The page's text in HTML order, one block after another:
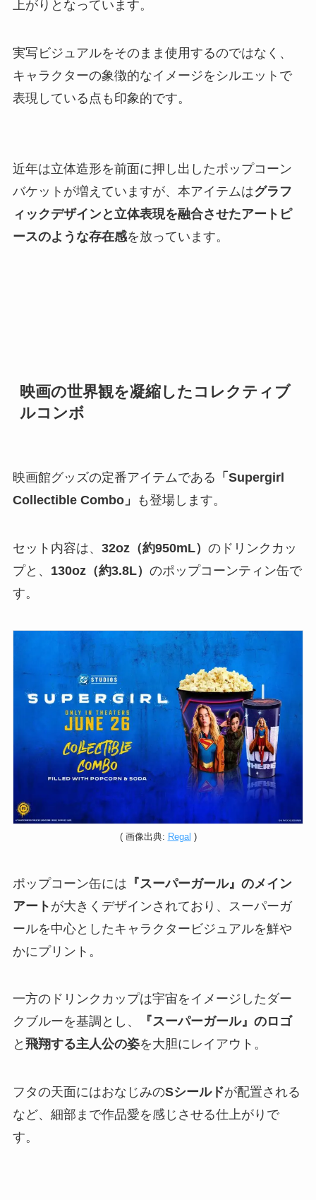
上がりとなっています。
実写ビジュアルをそのまま使用するのではなく、
キャラクターの象徴的なイメージをシルエットで
表現している点も印象的です。
近年は立体造形を前面に押し出したポップコーン
バケットが増えていますが、本アイテムはグラフ
ィックデザインと立体表現を融合させたアートピ
ースのような存在感を放っています。
映画の世界観を凝縮したコレクティブ
ルコンボ
映画館グッズの定番アイテムである 「Supergirl
Collectible Combo」
も登場します。
セット内容は、 32oz（約950mL） のドリンクカッ
プと、 130oz（約3.8L） のポップコーンティン缶で
す。
( 画像出典: Regal )
ポップコーン缶には 『スーパーガール』のメイン
アート が大きくデザインされており、スーパーガ
ールを中心としたキャラクタービジュアルを鮮や
かにプリント。
一方のドリンクカップは宇宙をイメージしたダー
クブルーを基調とし、
『スーパーガール』のロゴ
と 飛翔する主人公の姿を大胆にレイアウト。
フタの天面にはおなじみのSシールドが配置される
など、細部まで作品愛を感じさせる仕上がりで
す。